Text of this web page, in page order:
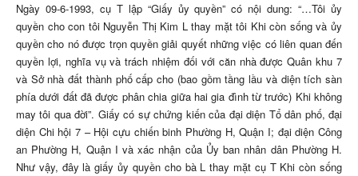
Ngày 09-6-1993, cụ T lập “Giấy ủy quyền” có nội dung: “…Tôi ủy
quyền cho con tôi Nguyễn Thị Kim L thay mặt tôi Khi còn sống và ủy
quyền cho nó được trọn quyền giải quyết những việc có liên quan đến
quyền lợi, nghĩa vụ và trách nhiệm đối với căn nhà được Quân khu 7
và Sở nhà đất thành phố cấp cho (bao gồm tầng lầu và diện tích sàn
phía dưới đất đã được phân chia giữa hai gia đình từ trước) Khi không
may tôi qua đời”. Giấy có sự chứng kiến của đại diện Tổ dân phố, đại
diện Chi hội 7 – Hội cựu chiến binh Phường H, Quận I; đại diện Công
an Phường H, Quận I và xác nhận của Ủy ban nhân dân Phường H.
Như vậy, đây là giấy ủy quyền cho bà L thay mặt cụ T Khi còn sống